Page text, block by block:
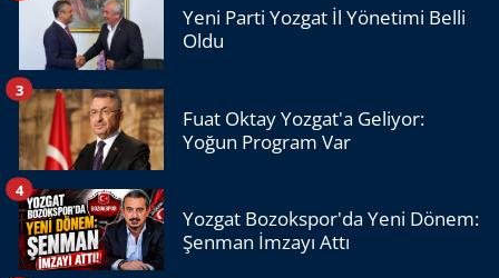
Yeni Parti Yozgat İl Yönetimi Belli
Oldu
Fuat Oktay Yozgat'a Geliyor:
Yoğun Program Var
3
Yozgat Bozokspor'da Yeni Dönem:
Şenman İmzayı Attı
4